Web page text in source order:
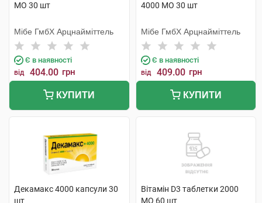
МО 30 шт
Мібе ГмбХ Арцнайміттель
Є в наявності
від 404.00 грн
КУПИТИ
4000 МО 30 шт
Мібе ГмбХ Арцнайміттель
Є в наявності
від 409.00 грн
КУПИТИ
Декамакс 4000 капсули 30
шт
Вітамін D3 таблетки 2000
МО 60 шт